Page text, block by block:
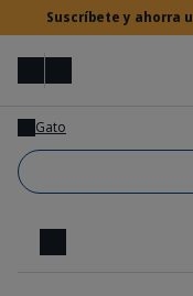
Suscríbete y ahorra
MenúBuscar
Gato
Cerrar